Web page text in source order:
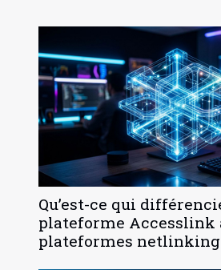
Qu’est-ce qui
plateforme Accesslink
plateformes netlinking